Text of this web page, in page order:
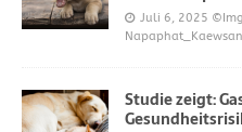
Juli 6, 2025
Studie zeigt: